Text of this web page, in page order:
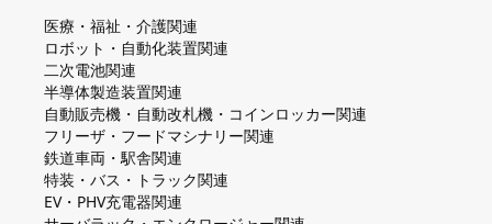
医療・福祉・介護関連
ロボット・自動化装置関連
二次電池関連
半導体製造装置関連
自動販売機・自動改札機・コインロッカー関連
フリーザ・フードマシナリー関連
鉄道車両・駅舎関連
特装・バス・トラック関連
EV・PHV充電器関連